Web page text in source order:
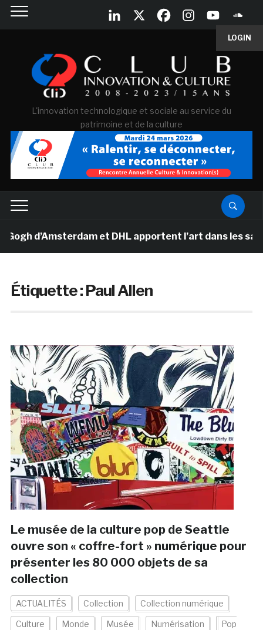
LOGIN
L'innovation technologique et sociale au service du
patrimoine et de la culture
d’Amsterdam et DHL apportent l’art dans les salles
Étiquette :Paul Allen
Le musée de la culture pop de Seattle
ouvre son « coffre-fort » numérique pour
présenter les 80 000 objets de sa
collection
ACTUALITÉS Collection Collection numérique
Culture Monde Musée Numérisation Pop